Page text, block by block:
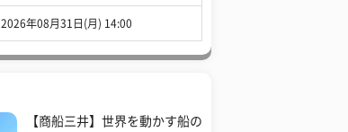
2026年08月31日(月) 14:00
【商船三井】世界を動かす船の